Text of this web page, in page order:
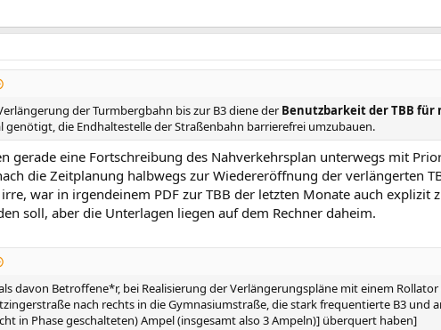
der Turmbergbahn bis zur B3 diene der Benutzbarkeit der TBB
genötigt, die Endhaltestelle der Straßenbahn barrierefrei umzubauen.
gerade eine Fortschreibung des Nahverkehrsplan unterwegs mit
die Zeitplanung halbwegs zur Wiedereröffnung der verlängerten
war in irgendeinem PDF zur TBB der letzten Monate auch explizit
soll, aber die Unterlagen liegen auf dem Rechner daheim.
davon Betroffene*r, bei Realisierung der Verlängerungspläne mit einem
nach rechts in die Gymnasiumstraße, die stark frequentierte B3 und
in Phase geschalteten) Ampel (insgesamt also 3 Ampeln)] überquert haben]